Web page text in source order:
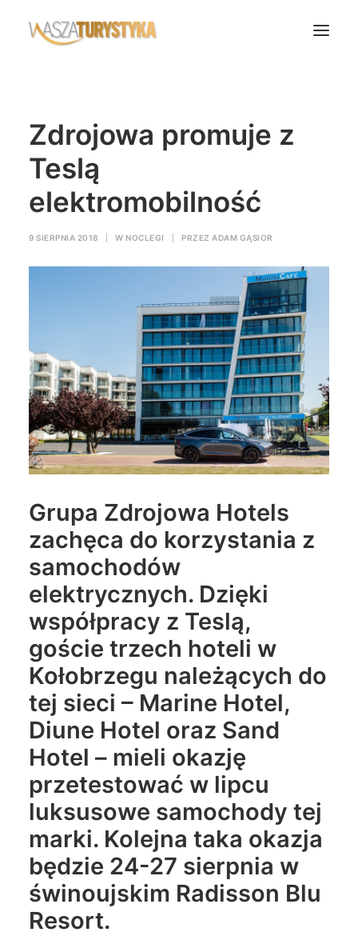
Biura podróży
Transport
Noclegi
Polska
Świat
Wyszukiwanie
Zdrojowa promuje z
Teslą
elektromobilność
9 SIERPNIA 2018 W NOCLEGI PRZEZ ADAM GĄSIOR
Grupa Zdrojowa Hotels
zachęca do korzystania z
samochodów
elektrycznych. Dzięki
współpracy z Teslą,
goście trzech hoteli w
Kołobrzegu należących do
tej sieci – Marine Hotel,
Diune Hotel oraz Sand
Hotel – mieli okazję
przetestować w lipcu
luksusowe samochody tej
marki. Kolejna taka okazja
będzie 24-27 sierpnia w
świnoujskim Radisson Blu
Resort.